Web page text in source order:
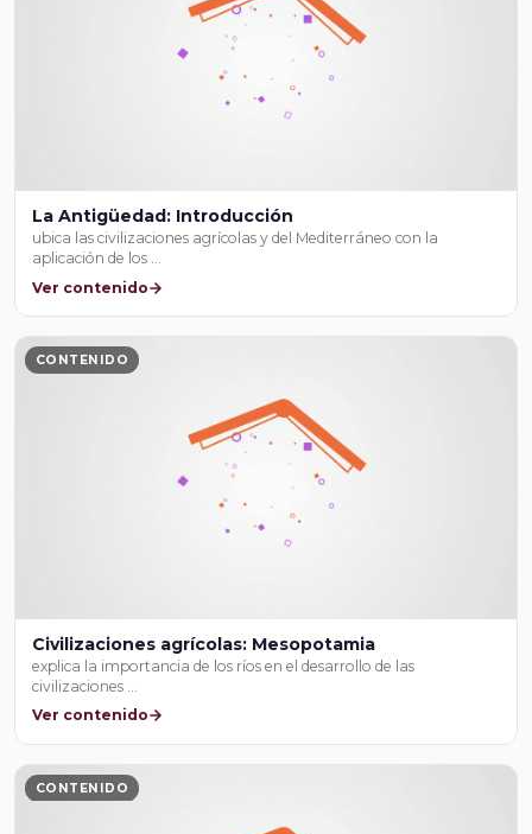
La Antigüedad: Introducción
ubica las civilizaciones agrícolas y del Mediterráneo con la
aplicación de los …
Ver contenido
CONTENIDO
Civilizaciones agrícolas: Mesopotamia
explica la importancia de los ríos en el desarrollo de las
civilizaciones …
Ver contenido
CONTENIDO